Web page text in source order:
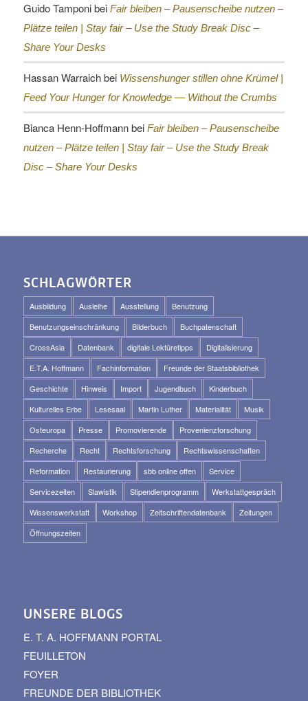
Guido Tamponibei Fair bleiben – Pausenscheibe nutzen –
Plätze teilen | Stay fair – Use the Study Break Disc –
Share Your Desks
Hassan Warraichbei Wissenshunger stillen ohne Krümel |
Feed Your Hunger for Knowledge — Without the Crumbs
Bianca Henn-Hoffmannbei Fair bleiben – Pausenscheibe
nutzen – Plätze teilen | Stay fair – Use the Study Break
Disc – Share Your Desks
SCHLAGWÖRTER
Ausbildung Ausleihe Ausstellung
Benutzung
Benutzungseinschränkung
Bilderbuch
Buchpatenschaft
CrossAsia
Datenbank digitale Lektüretipps
Digitalisierung
E.T.A. Hoffmann
Fachinformation
Freunde der Staatsbibliothek
Geschichte
Hinweis Import Jugendbuch
Kinderbuch
Kulturelles Erbe
Lesesaal Martin Luther Materialität
Musik
Osteuropa
Presse Promovierende
Provenienzforschung
Recherche
Recht Rechtsforschung
Rechtswissenschaften
Reformation
Restaurierung sbb online offen
Service
Servicezeiten
Slawistik Stipendienprogramm
Werkstattgespräch
Wissenswerkstatt
Workshop Zeitschriftendatenbank
Zeitungen
Öffnungszeiten
UNSERE BLOGS
E. T. A. HOFFMANN PORTAL
FEUILLETON
FOYER
FREUNDE DER BIBLIOTHEK